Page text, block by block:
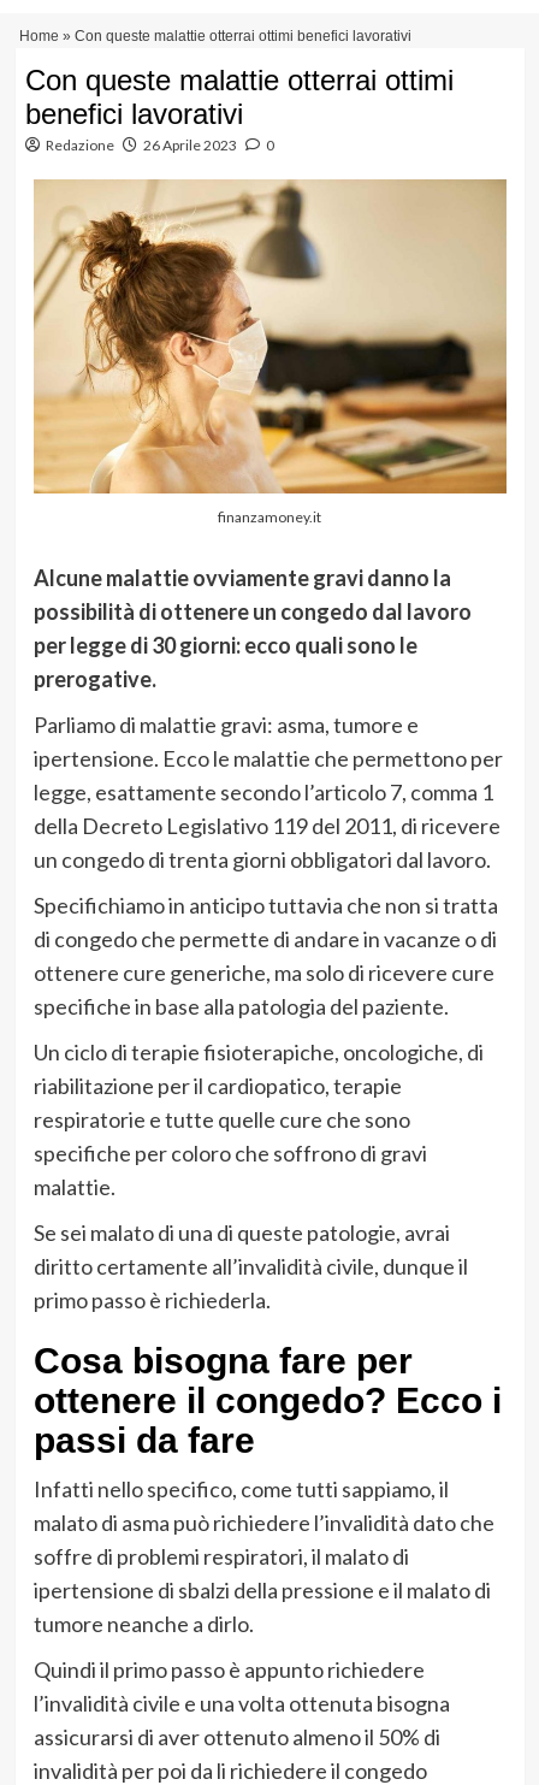
contenuto
Home » Con queste malattie otterrai ottimi benefici lavorativi
Con queste malattie otterrai ottimi
benefici lavorativi
Redazione 26 Aprile 2023 0
finanzamoney.it
Alcune malattie ovviamente gravi danno la
possibilità di ottenere un congedo dal lavoro
per legge di 30 giorni: ecco quali sono le
prerogative.
Parliamo di malattie gravi: asma, tumore e
ipertensione. Ecco le malattie che permettono per
legge, esattamente secondo l’articolo 7, comma 1
della Decreto Legislativo 119 del 2011, di ricevere
un congedo di trenta giorni obbligatori dal lavoro.
Specifichiamo in anticipo tuttavia che non si tratta
di congedo che permette di andare in vacanze o di
ottenere cure generiche, ma solo di ricevere cure
specifiche in base alla patologia del paziente.
Un ciclo di terapie fisioterapiche, oncologiche, di
riabilitazione per il cardiopatico, terapie
respiratorie e tutte quelle cure che sono
specifiche per coloro che soffrono di gravi
malattie.
Se sei malato di una di queste patologie, avrai
diritto certamente all’invalidità civile, dunque il
primo passo è richiederla.
Cosa bisogna fare per
ottenere il congedo? Ecco i
passi da fare
Infatti nello specifico, come tutti sappiamo, il
malato di asma può richiedere l’invalidità dato che
soffre di problemi respiratori, il malato di
ipertensione di sbalzi della pressione e il malato di
tumore neanche a dirlo.
Quindi il primo passo è appunto richiedere
l’invalidità civile e una volta ottenuta bisogna
assicurarsi di aver ottenuto almeno il 50% di
invalidità per poi da li richiedere il congedo